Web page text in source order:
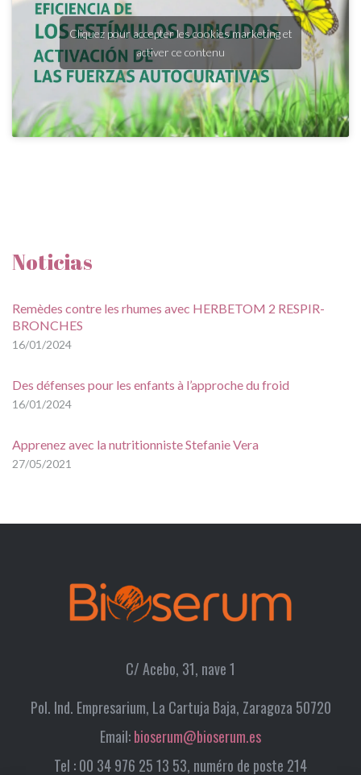
Cliquez pour accepter les cookies marketing et
activer ce contenu
Noticias
Remèdes contre les rhumes avec HERBETOM 2 RESPIR-
BRONCHES
16/01/2024
Des défenses pour les enfants à l’approche du froid
16/01/2024
Apprenez avec la nutritionniste Stefanie Vera
27/05/2021
C/ Acebo, 31, nave 1
Pol. Ind. Empresarium, La Cartuja Baja, Zaragoza 50720
Email:bioserum@bioserum.es
Tel : 00 34 976 25 13 53, numéro de poste 214